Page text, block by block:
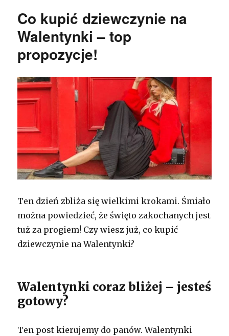
Co kupić dziewczynie na
Walentynki – top
propozycje!
Ten dzień zbliża się wielkimi krokami. Śmiało
można powiedzieć, że święto zakochanych jest
tuż za progiem! Czy wiesz już, co kupić
dziewczynie na Walentynki?
Walentynki coraz bliżej – jesteś
gotowy?
Ten post kierujemy do panów. Walentynki